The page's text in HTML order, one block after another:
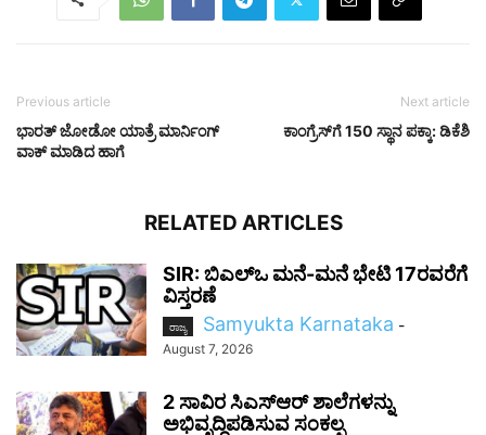
Previous article
ಭಾರತ್ ಜೋಡೋ ಯಾತ್ರೆ ಮಾರ್ನಿಂಗ್
ವಾಕ್ ಮಾಡಿದ ಹಾಗೆ
Next article
ಕಾಂಗ್ರೆಸ್‌ಗೆ 150 ಸ್ಥಾನ ಪಕ್ಕಾ: ಡಿಕೆಶಿ
RELATED ARTICLES
SIR: ಬಿಎಲ್ಒ ಮನೆ-ಮನೆ ಭೇಟಿ 17ರವರೆಗೆ
ವಿಸ್ತರಣೆ
ರಾಜ್ಯ Samyukta Karnataka -
August 7, 2026
2 ಸಾವಿರ ಸಿಎಸ್‌ಆರ್ ಶಾಲೆಗಳನ್ನು
ಅಭಿವೃದ್ಧಿಪಡಿಸುವ ಸಂಕಲ್ಪ